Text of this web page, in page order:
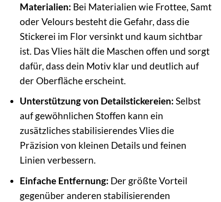
Materialien: Bei Materialien wie Frottee, Samt
oder Velours besteht die Gefahr, dass die
Stickerei im Flor versinkt und kaum sichtbar
ist. Das Vlies hält die Maschen offen und sorgt
dafür, dass dein Motiv klar und deutlich auf
der Oberfläche erscheint.
Unterstützung von Detailstickereien: Selbst
auf gewöhnlichen Stoffen kann ein
zusätzliches stabilisierendes Vlies die
Präzision von kleinen Details und feinen
Linien verbessern.
Einfache Entfernung: Der größte Vorteil
gegenüber anderen stabilisierenden